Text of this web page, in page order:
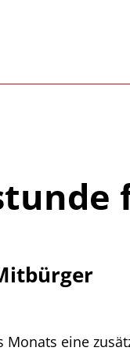
eine